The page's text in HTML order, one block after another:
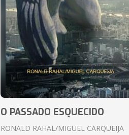
O PASSADO ESQUECIDO
RONALD RAHAL/MIGUEL CARQUEIJA